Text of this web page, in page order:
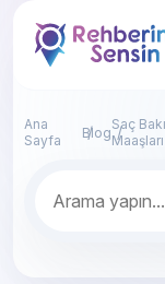
Ana
Sayfa
BlogSaç
Maaşları